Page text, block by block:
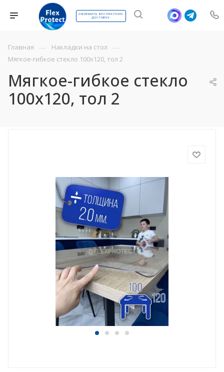
ОФОРМИТЬ БЕСПЛАТНУЮ
ДОСТАВКУ
Главная — Накладки на стол —
Мягкое-гибкое стекло 100х120, тол 2
Мягкое-гибкое стекло
100х120, тол 2